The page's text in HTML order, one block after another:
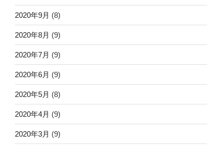
2020年9月 (8)
2020年8月 (9)
2020年7月 (9)
2020年6月 (9)
2020年5月 (8)
2020年4月 (9)
2020年3月 (9)